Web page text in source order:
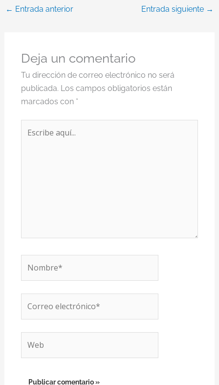
← Entrada anterior Entrada siguiente →
Deja un comentario
Tu dirección de correo electrónico no será
publicada. Los campos obligatorios están
marcados con *